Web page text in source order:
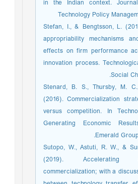
in the Indian context.
Technology Policy
51. Stefan, I., & Bengtsson, L.
appropriability mechanisms
effects on firm performance
innovation process.
Social
52. Stenard, B. S., Thursby,
(2016). Commercialization
versus competition. In
Generating Economic
Emerald
53. Sutopo, W., Astuti, R. W., &
(2019). Accelerating
commercialization; with a